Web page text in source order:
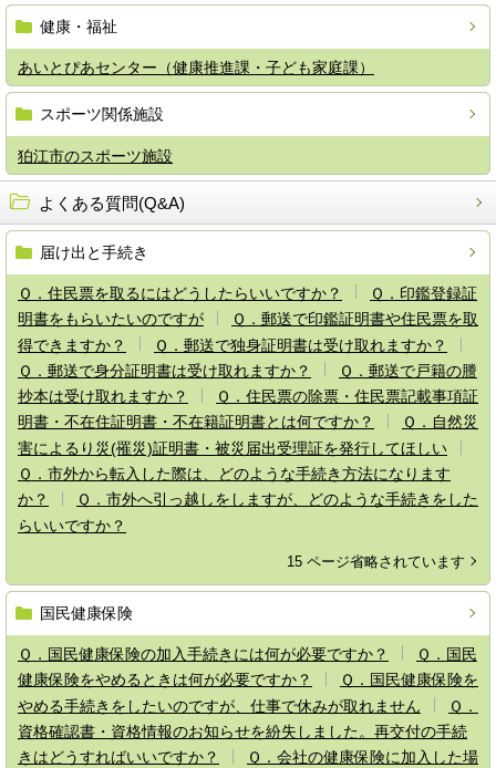
健康・福祉
あいとぴあセンター（健康推進課・子ども家庭課）
スポーツ関係施設
狛江市のスポーツ施設
よくある質問(Q&A)
届け出と手続き
Ｑ．住民票を取るにはどうしたらいいですか？
Ｑ．印鑑登録証
明書をもらいたいのですが
Ｑ．郵送で印鑑証明書や住民票を取
得できますか？
Ｑ．郵送で独身証明書は受け取れますか？
Ｑ．郵送で身分証明書は受け取れますか？
Ｑ．郵送で戸籍の謄
抄本は受け取れますか？
Ｑ．住民票の除票・住民票記載事項証
明書・不在住証明書・不在籍証明書とは何ですか？
Ｑ．自然災
害によるり災(罹災)証明書・被災届出受理証を発行してほしい
Ｑ．市外から転入した際は、どのような手続き方法になります
か？
Ｑ．市外へ引っ越しをしますが、どのような手続きをした
らいいですか？
15 ページ省略されています
国民健康保険
Ｑ．国民健康保険の加入手続きには何が必要ですか？
Ｑ．国民
健康保険をやめるときは何が必要ですか？
Ｑ．国民健康保険を
やめる手続きをしたいのですが、仕事で休みが取れません
Ｑ．
資格確認書・資格情報のお知らせを紛失しました。再交付の手続
きはどうすればいいですか？
Ｑ．会社の健康保険に加入した場